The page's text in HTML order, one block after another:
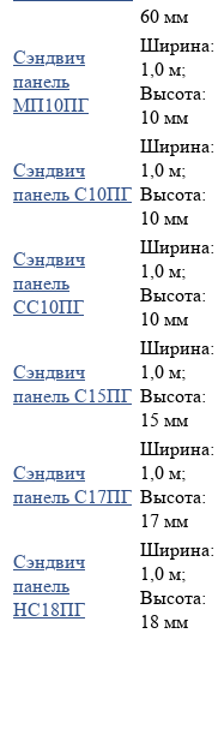
60 мм
Сэндвич
панель
МП10ПГ
Ширина:
1,0 м;
Высота:
10 мм
Сэндвич
панель С10ПГ
Ширина:
1,0 м;
Высота:
10 мм
Сэндвич
панель
СС10ПГ
Ширина:
1,0 м;
Высота:
10 мм
Сэндвич
панель С15ПГ
Ширина:
1,0 м;
Высота:
15 мм
Сэндвич
панель С17ПГ
Ширина:
1,0 м;
Высота:
17 мм
Сэндвич
панель
НС18ПГ
Ширина:
1,0 м;
Высота:
18 мм